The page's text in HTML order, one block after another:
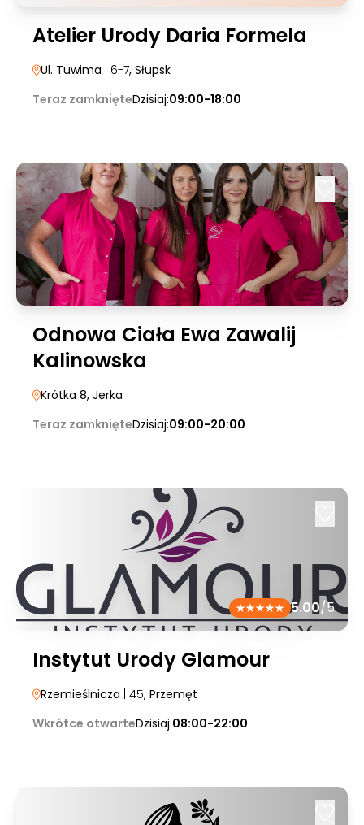
Atelier Urody Daria Formela
Ul. Tuwima | 6-7, Słupsk
Teraz zamknięteDzisiaj:09:00-18:00
Odnowa Ciała Ewa Zawalij
Kalinowska
Krótka 8, Jerka
Teraz zamknięteDzisiaj:09:00-20:00
5.00/5
Instytut Urody Glamour
Rzemieślnicza | 45, Przemęt
Wkrótce otwarteDzisiaj:08:00-22:00